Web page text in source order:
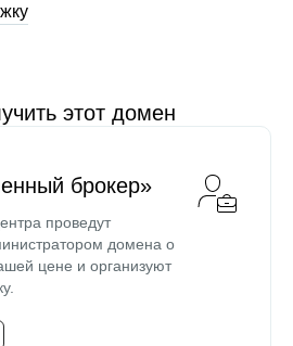
этот домен
брокер»
проведут
домена о
цене и организуют